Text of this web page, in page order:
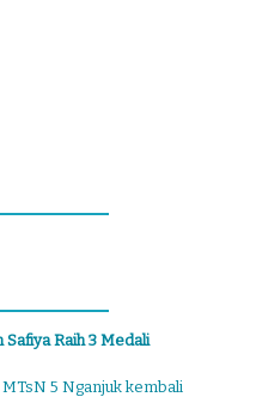
Raih 3 Medali
5 Nganjuk kembali